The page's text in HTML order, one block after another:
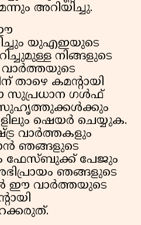
അറിയിച്ചു.
ഈ
യുഎഇയുടെ
നിങ്ങളുടെ
താഴെ കമന്റായി
സുപ്രധാന ഗൾഫ്
സുഹൃത്തുക്കൾക്കും
ഷെയർ ചെയ്യുക.
വാർത്തകളും
ഞങ്ങളുടെ
ഫേസ്ബുക്ക് പേജും
ഞങ്ങളുടെ
ഈ വാർത്തയുടെ